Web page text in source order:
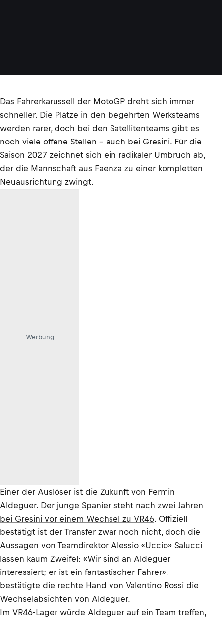
Das Fahrerkarussell der MotoGP dreht sich immer
schneller. Die Plätze in den begehrten Werksteams
werden rarer, doch bei den Satellitenteams gibt es
noch viele offene Stellen – auch bei Gresini. Für die
Saison 2027 zeichnet sich ein radikaler Umbruch ab,
der die Mannschaft aus Faenza zu einer kompletten
Neuausrichtung zwingt.
Werbung
Einer der Auslöser ist die Zukunft von Fermin
Aldeguer. Der junge Spanier steht nach zwei Jahren
bei Gresini vor einem Wechsel zu VR46. Offiziell
bestätigt ist der Transfer zwar noch nicht, doch die
Aussagen von Teamdirektor Alessio «Uccio» Salucci
lassen kaum Zweifel: «Wir sind an Aldeguer
interessiert; er ist ein fantastischer Fahrer»,
bestätigte die rechte Hand von Valentino Rossi die
Wechselabsichten von Aldeguer.
Im VR46-Lager würde Aldeguer auf ein Team treffen,